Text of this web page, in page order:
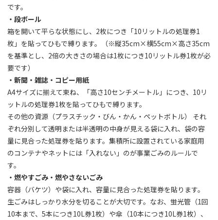
です。
・段ボール
箱を開いて平らな状態にし、2枚につき「10リットルの処理券1
枚」を貼ってひもで縛ります。（※縦35cm×横55cm×高さ35cm
を基準とし、2倍の大きさの場合は1枚につき10リットル券1枚が必
要です）
・新聞・雑誌・コピー用紙
A4サイズに揃えて束ね、「高さ10センチメートル」につき、10リ
ットルの処理券1枚を貼ってひもで縛ります。
その他の資源（プラスチック・びん・かん・ペットボトル） それ
ぞれ分別して透明または半透明の中身が見える袋に入れ、袋の容
量に見合った処理券を貼ります。集積所に設置されている家庭用
のコンテナやネットには「入れない」のが事業ごみのルールで
す。
・燃やすごみ・燃やさないごみ
容器（バケツ）や袋に入れ、容量に見合った処理券を貼ります。
生ごみはしっかり水分を切ることが大切です。なお、蛍光管（1回
10本まで、5本につき10L券1枚）や傘（10本につき10L券1枚）、